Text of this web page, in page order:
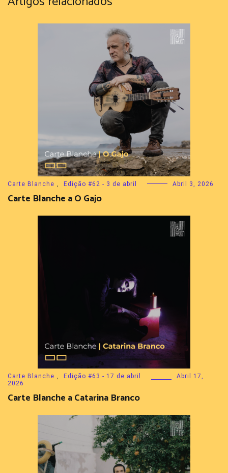
Carte Blanche , Edição #62 - 3 de abril Abril 3, 2026
Carte Blanche a O Gajo
Carte Blanche , Edição #63 - 17 de abril
Abril 17,
2026
Carte Blanche a Catarina Branco